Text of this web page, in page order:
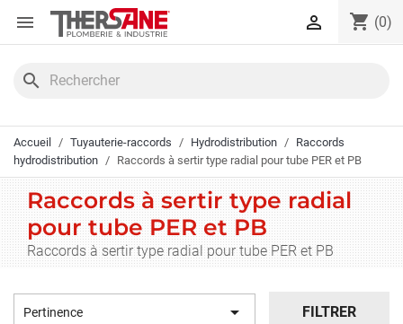
Panneau de gestion des cookies
 shopping_cart (0)

search
Accueil Tuyauterie-raccords Hydrodistribution
Raccords
hydrodistribution
Raccords à sertir type radial pour tube PER et PB
Raccords à sertir type radial
pour tube PER et PB
Raccords à sertir type radial pour tube PER et PB
Pertinence  FILTRER